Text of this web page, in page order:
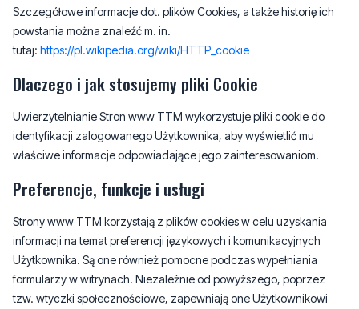
Szczegółowe informacje dot. plików Cookies, a także historię ich
powstania można znaleźć m. in.
tutaj: https://pl.wikipedia.org/wiki/HTTP_cookie
Dlaczego i jak stosujemy pliki Cookie
Uwierzytelnianie Stron www TTM wykorzystuje pliki cookie do
identyfikacji zalogowanego Użytkownika, aby wyświetlić mu
właściwe informacje odpowiadające jego zainteresowaniom.
Preferencje, funkcje i usługi
Strony www TTM korzystają z plików cookies w celu uzyskania
informacji na temat preferencji językowych i komunikacyjnych
Użytkownika. Są one również pomocne podczas wypełniania
formularzy w witrynach. Niezależnie od powyższego, poprzez
tzw. wtyczki społecznościowe, zapewniają one Użytkownikowi